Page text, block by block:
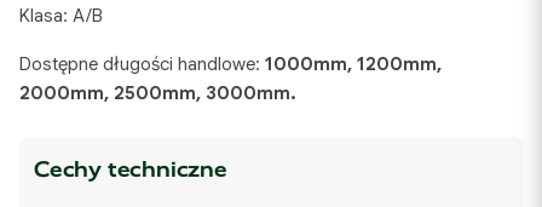
Klasa: A/B
Dostępne długości handlowe: 1000mm, 1200mm,
2000mm, 2500mm, 3000mm.
Cechy techniczne